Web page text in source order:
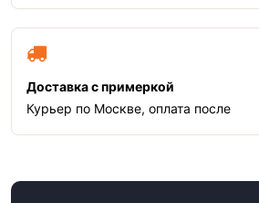
Доставка с примеркой
Курьер по Москве, оплата после